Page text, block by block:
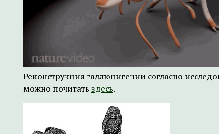
Реконструкция галлюцигении согласно
можно почитать здесь.